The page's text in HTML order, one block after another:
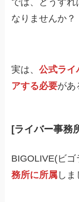
なりませんか？
実は、公式ライ
アする必要があ
[ライバー事務
BIGOLIVE(ビゴ
務所に所属 しま